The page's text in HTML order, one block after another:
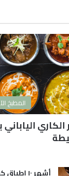
المطبخ
أشهر ١٠ اطباق كورية